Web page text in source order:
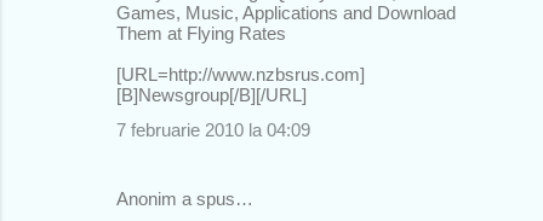
Games, Music, Applications and Download
Them at Flying Rates
[URL=http://www.nzbsrus.com]
[B]Newsgroup[/B][/URL]
7 februarie 2010 la 04:09
Anonim a spus…